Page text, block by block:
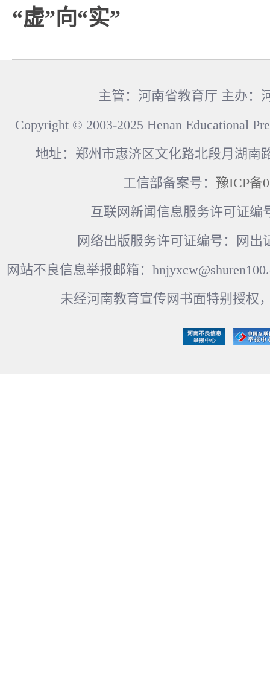
“虚”向“实”
主管：河南省教育厅 主办：
Copyright © 2003-2025 Henan Educational
地址：郑州市惠济区文化路北段月湖南
工信部备案号： 豫ICP备
互联网新闻信息服务许可证编
网络出版服务许可证编号：网出
网站不良信息举报邮箱：
未经河南教育宣传网书面特别授权